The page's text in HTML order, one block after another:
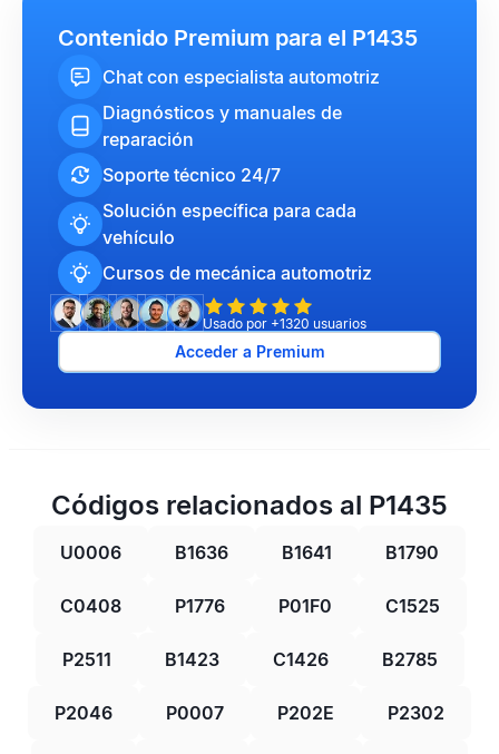
Contenido Premium para el P1435
Chat con especialista automotriz
Diagnósticos y manuales de
reparación
Soporte técnico 24/7
Solución específica para cada
vehículo
Cursos de mecánica automotriz
Usado por +1320 usuarios
Acceder a Premium
Códigos relacionados al P1435
U0006 B1636 B1641 B1790
C0408 P1776 P01F0 C1525
P2511 B1423 C1426 B2785
P2046 P0007 P202E P2302